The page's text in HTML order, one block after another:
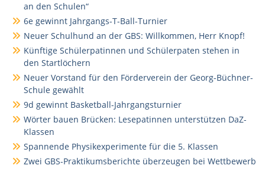
an den Schulen“
6e gewinnt Jahrgangs-T-Ball-Turnier
Neuer Schulhund an der GBS: Willkommen, Herr Knopf!
Künftige Schülerpatinnen und Schülerpaten stehen in
den Startlöchern
Neuer Vorstand für den Förderverein der Georg-Büchner-
Schule gewählt
9d gewinnt Basketball-Jahrgangsturnier
Wörter bauen Brücken: Lesepatinnen unterstützen DaZ-
Klassen
Spannende Physikexperimente für die 5. Klassen
Zwei GBS-Praktikumsberichte überzeugen bei Wettbewerb